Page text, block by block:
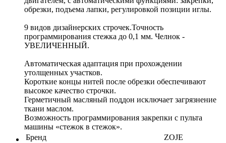
обрезки, подъема лапки, регулировкой позиции иглы.
9 видов дизайнерских строчек.Точность
программирования стежка до 0,1 мм. Челнок -
УВЕЛИЧЕННЫЙ.
Автоматическая адаптация при прохождении
утолщенных участков.
Короткие концы нитей после обрезки обеспечивают
высокое качество строчки.
Герметичный масляный поддон исключает загрязнение
ткани маслом.
Возможность программирования закрепки с пульта
машины «стежок в стежок».
Бренд
ZOJE